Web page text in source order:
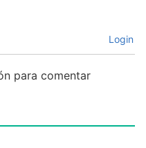
Login
para comentar